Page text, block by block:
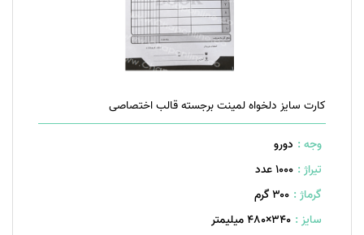
کارت سایز دلخواه لمینت برجسته قالب اختصاصی
وجه : دورو
تیراژ : 1000 عدد
گرماژ : ۳۰۰ گرم
سایز : 340×480 میلیمتر